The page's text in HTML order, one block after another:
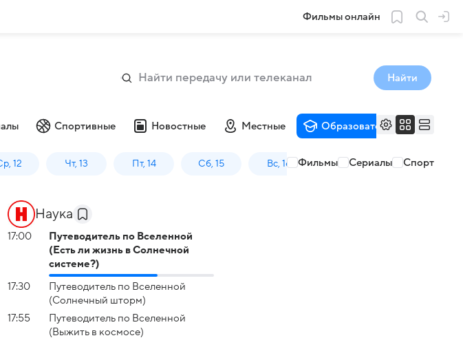
Фильмы онлайн
Найти
Спортивные Новостные Местные Образовательные
12 Чт, 13 Пт, 14 Сб, 15 Вс, 16 Фильмы Сериалы Спорт
Наука
17:00
Путеводитель по Вселенной
(Есть ли жизнь в Солнечной
системе?)
17:30
Путеводитель по Вселенной
(Солнечный шторм)
17:55
Путеводитель по Вселенной
(Выжить в космосе)